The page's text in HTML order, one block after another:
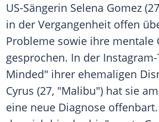
US-Sängerin Selena Gomez
in der Vergangenheit offen
Probleme sowie ihre mentale
gesprochen. In der
Minded" ihrer ehemaligen
Cyrus (27, "Malibu") hat sie
eine neue Diagnose